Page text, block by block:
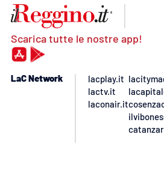
Scarica tutte le nostre app!
LaC Network
lacplay.it
lactv.it
laconair.it